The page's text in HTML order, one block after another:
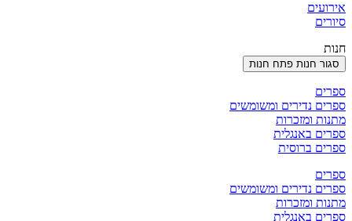
אירועים
סיורים
חנות
סגור חנות פתח חנות
ספרים
ספרים נדירים ומשומשים
מתנות ומזכרות
ספרים באנגלית
ספרים ברוסית
ספרים
ספרים נדירים ומשומשים
מתנות ומזכרות
ספרים באנגלית